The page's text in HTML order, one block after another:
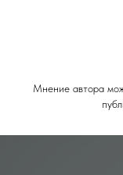
Мнение автора